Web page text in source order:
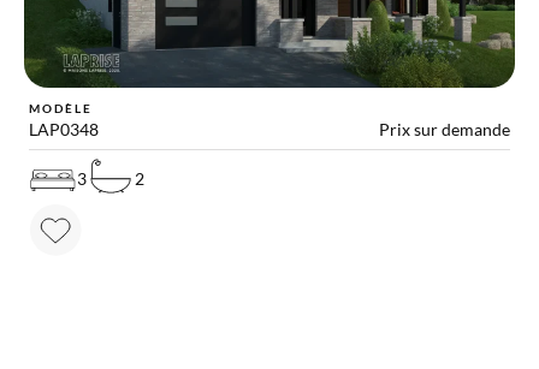
MODÈLE
LAP0348 Prix sur demande
3 2